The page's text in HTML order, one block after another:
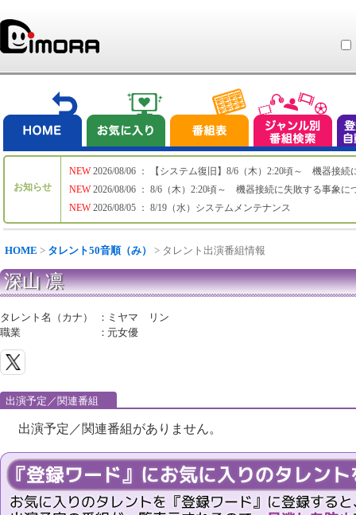
お知らせ
NEW
NEW
NEW
2026/08/06 ： 【システム復旧】8/6（木）2:20頃～ 機器接続
2026/08/06 ： 8/6（木）2:20頃～ 機器接続に失敗する事象に
2026/08/05 ： 8/19（水）システムメンテナンス
HOME > タレント50音順（み） > タレント出演番組情報
深山 凛
タレント名（カナ） ： ミヤマ リン
職業
： 元女優
出演予定／関連番組
出演予定／関連番組がありません。